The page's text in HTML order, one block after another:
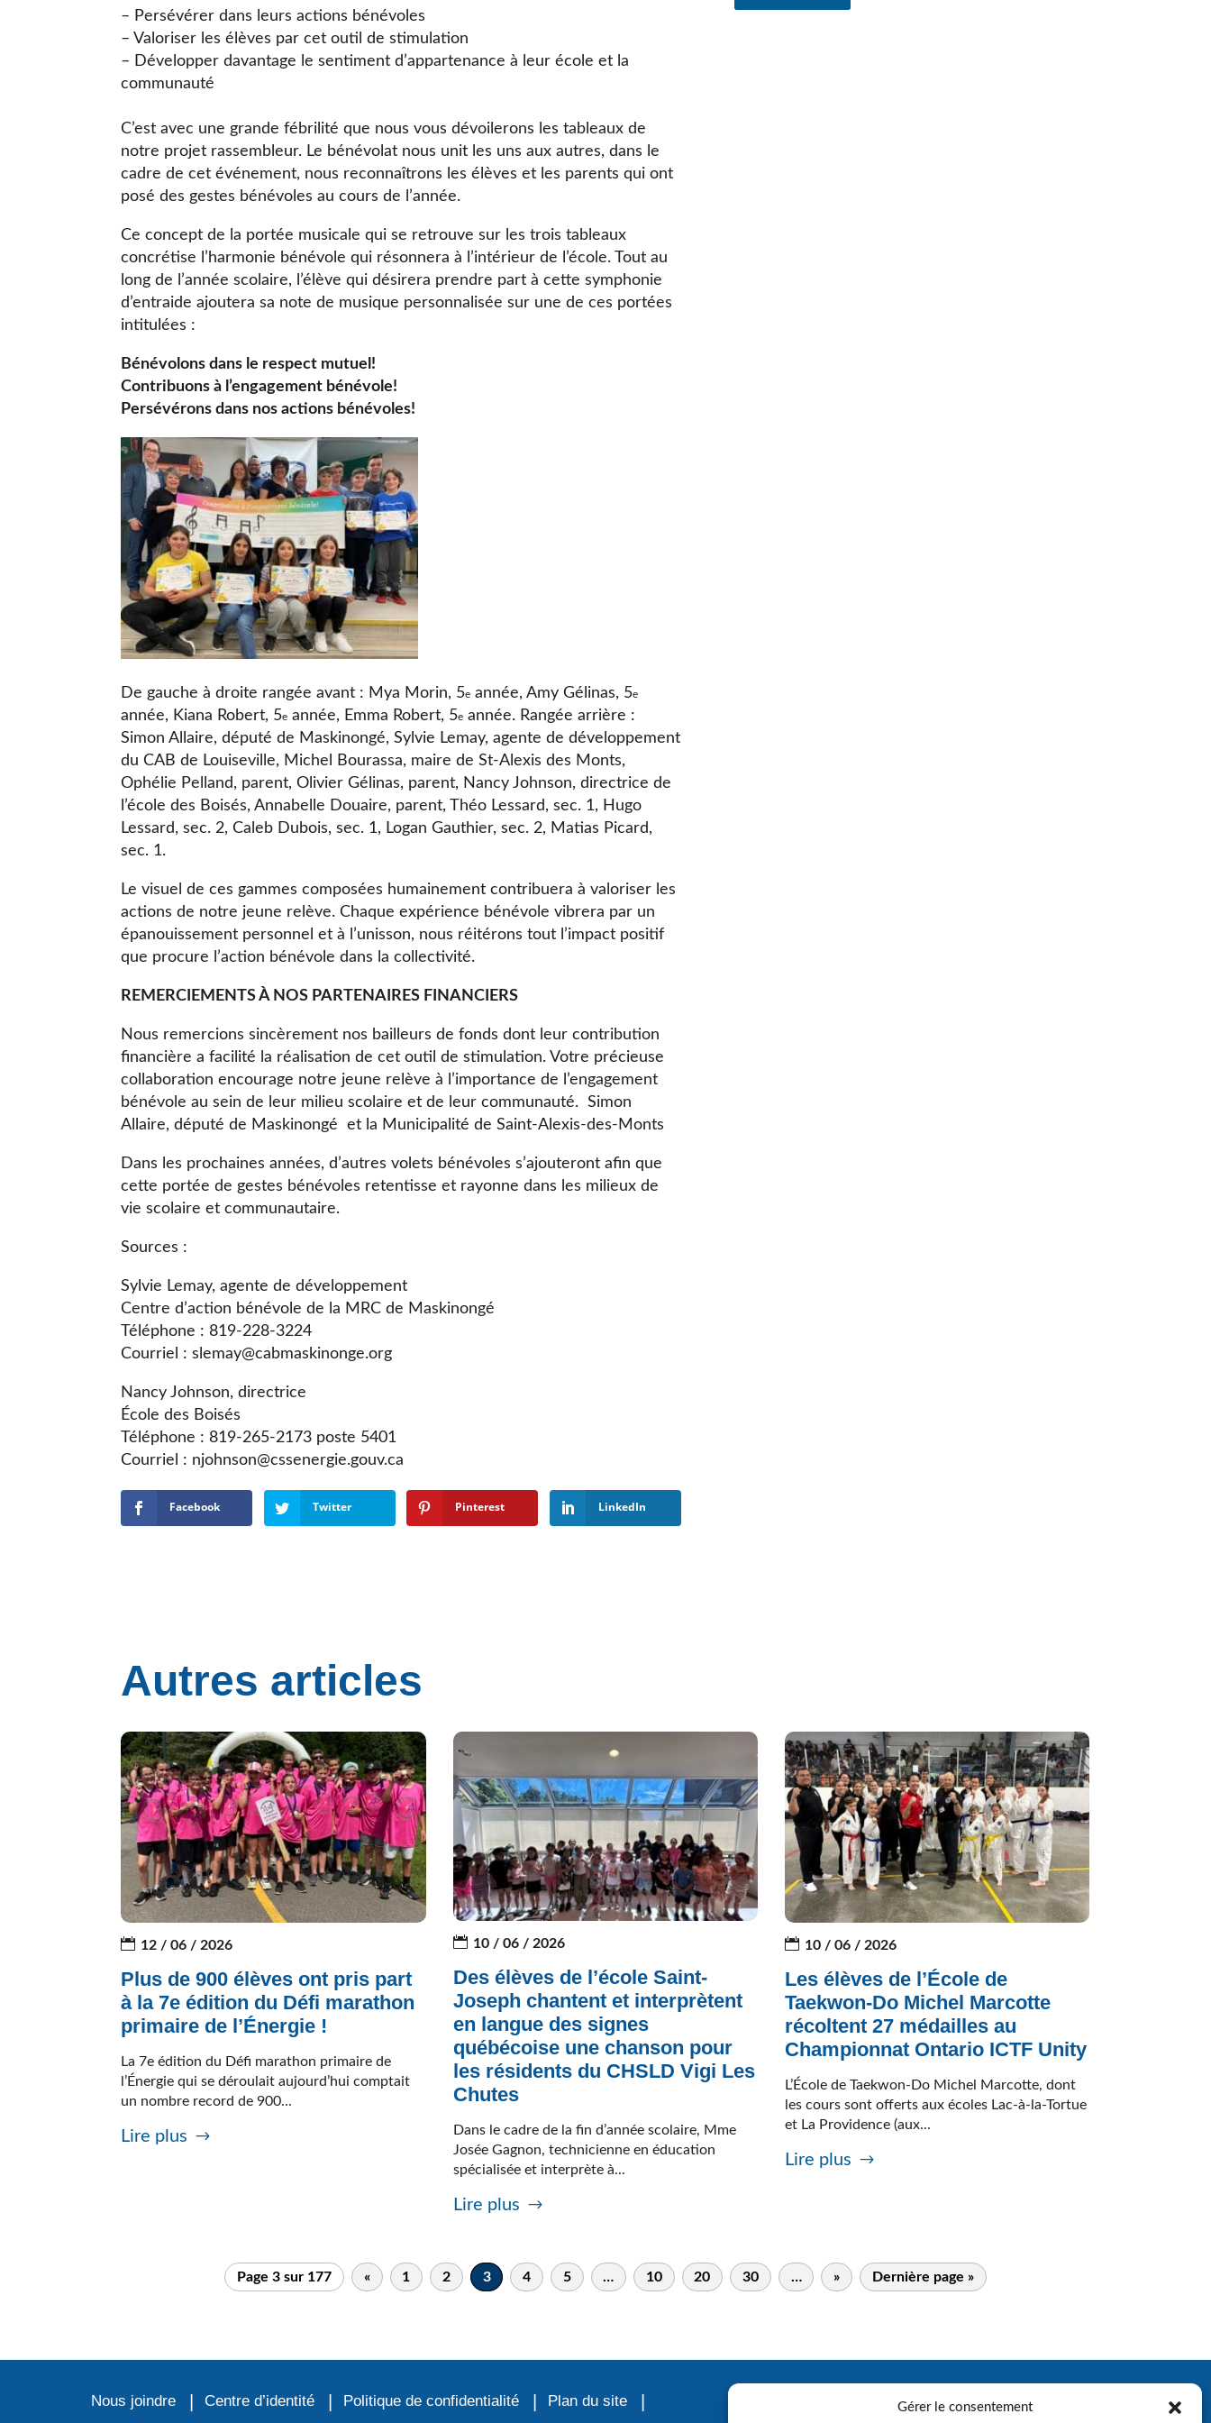
Gérer le consentement
– Persévérer dans leurs actions bénévoles
– Valoriser les élèves par cet outil de stimulation
– Développer davantage le sentiment d’appartenance à leur école et la
communauté
C’est avec une grande fébrilité que nous vous dévoilerons les tableaux de
notre projet rassembleur. Le bénévolat nous unit les uns aux autres, dans le
cadre de cet événement, nous reconnaîtrons les élèves et les parents qui ont
posé des gestes bénévoles au cours de l’année.
Ce concept de la portée musicale qui se retrouve sur les trois tableaux
concrétise l’harmonie bénévole qui résonnera à l’intérieur de l’école. Tout au
long de l’année scolaire, l’élève qui désirera prendre part à cette symphonie
d’entraide ajoutera sa note de musique personnalisée sur une de ces portées
intitulées :
Bénévolons dans le respect mutuel!
Contribuons à l’engagement bénévole!
Persévérons dans nos actions bénévoles!
De gauche à droite rangée avant : Mya Morin, 5e année, Amy Gélinas, 5e
année, Kiana Robert, 5e année, Emma Robert, 5e année. Rangée arrière :
Simon Allaire, député de Maskinongé, Sylvie Lemay, agente de développement
du CAB de Louiseville, Michel Bourassa, maire de St-Alexis des Monts,
Ophélie Pelland, parent, Olivier Gélinas, parent, Nancy Johnson, directrice de
l’école des Boisés, Annabelle Douaire, parent, Théo Lessard, sec. 1, Hugo
Lessard, sec. 2, Caleb Dubois, sec. 1, Logan Gauthier, sec. 2, Matias Picard,
sec. 1.
Le visuel de ces gammes composées humainement contribuera à valoriser les
actions de notre jeune relève. Chaque expérience bénévole vibrera par un
épanouissement personnel et à l’unisson, nous réitérons tout l’impact positif
que procure l’action bénévole dans la collectivité.
REMERCIEMENTS À NOS PARTENAIRES FINANCIERS
Nous remercions sincèrement nos bailleurs de fonds dont leur contribution
financière a facilité la réalisation de cet outil de stimulation. Votre précieuse
collaboration encourage notre jeune relève à l’importance de l’engagement
bénévole au sein de leur milieu scolaire et de leur communauté. Simon
Allaire, député de Maskinongé et la Municipalité de Saint-Alexis-des-Monts
Dans les prochaines années, d’autres volets bénévoles s’ajouteront afin que
cette portée de gestes bénévoles retentisse et rayonne dans les milieux de
vie scolaire et communautaire.
Sources :
Sylvie Lemay, agente de développement
Centre d’action bénévole de la MRC de Maskinongé
Téléphone : 819-228-3224
Courriel : slemay@cabmaskinonge.org
Nancy Johnson, directrice
École des Boisés
Téléphone : 819-265-2173 poste 5401
Courriel : njohnson@cssenergie.gouv.ca
Facebook Twitter Pinterest LinkedIn
Autres articles
12 / 06 / 2026
Plus de 900 élèves ont pris part
à la 7e édition du Défi marathon
primaire de l’Énergie !
La 7e édition du Défi marathon primaire de
l’Énergie qui se déroulait aujourd’hui comptait
un nombre record de 900...
Lire plus
10 / 06 / 2026
Des élèves de l’école Saint-
Joseph chantent et interprètent
en langue des signes
québécoise une chanson pour
les résidents du CHSLD Vigi Les
Chutes
Dans le cadre de la fin d’année scolaire, Mme
Josée Gagnon, technicienne en éducation
spécialisée et interprète à...
Lire plus
10 / 06 / 2026
Les élèves de l’École de
Taekwon-Do Michel Marcotte
récoltent 27 médailles au
Championnat Ontario ICTF Unity
L’École de Taekwon-Do Michel Marcotte, dont
les cours sont offerts aux écoles Lac-à-la-Tortue
et La Providence (aux...
Lire plus
Page 3 sur 177 « 1 2 3 4 5 … 10 20 30 … » Dernière page »
Nous joindre Centre d’identité Politique de confidentialité Plan du site